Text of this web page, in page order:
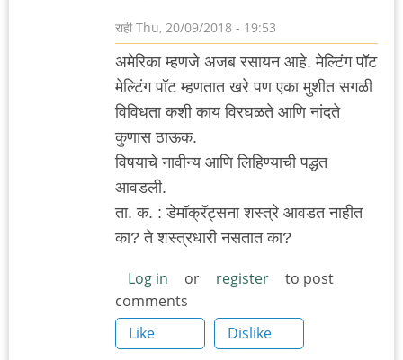
राही Thu, 20/09/2018 - 19:53
अमेरिका म्हणजे अजब रसायन आहे. मेल्टिंग पॉट
मेल्टिंग पॉट म्हणतात खरे पण एका मुशीत सगळी
विविधता कशी काय विरघळते आणि नांदते
कुणास ठाऊक.
विषयाचे नावीन्य आणि लिहिण्याची पद्धत
आवडली.
ता. क. : डेमॉक्रॅट्सना शस्त्रे आवडत नाहीत
का? ते शस्त्रधारी नसतात का?
Log in or register
to post
comments
Like
Dislike